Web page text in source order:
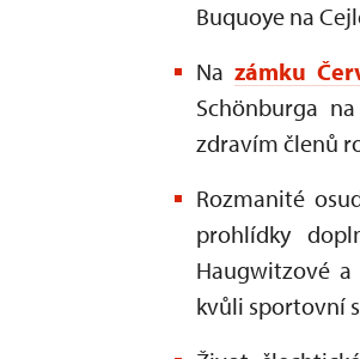
Buquoye na
Na zámku
Schönburga
zdravím členů
Rozmanité
prohlídky
Haugwitzové
kvůli sportovní